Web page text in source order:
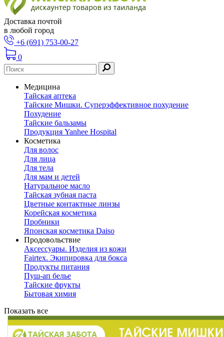
Доставка почтой
в любой город
+6 (691) 753-00-27
0
Медицина
Тайская аптека
Тайские Мишки. Суперэффективное похудение
Похудение
Тайские бальзамы
Продукция Yanhee Hospital
Косметика
Для волос
Для лица
Для тела
Для мам и детей
Натуральное масло
Тайская зубная паста
Цветные контактные линзы
Корейская косметика
Пробники
Японская косметика Daiso
Продовольствие
Аксессуары. Изделия из кожи
Fairtex. Экипировка для бокса
Продукты питания
Пуш-ап белье
Тайские фрукты
Бытовая химия
Показать все